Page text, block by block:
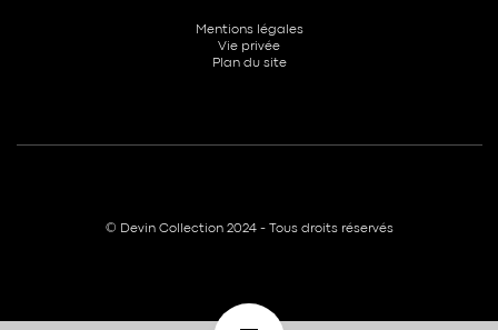
© Devin Collection 2024 - Tous droits réservés
Mentions légales
Vie privée
Plan du site